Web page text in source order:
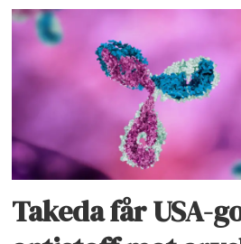
Takeda får USA-